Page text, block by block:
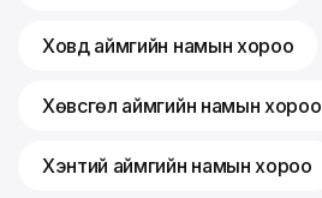
Ховд аймгийн намын хороо
Хөвсгөл аймгийн намын хороо
Хэнтий аймгийн намын хороо